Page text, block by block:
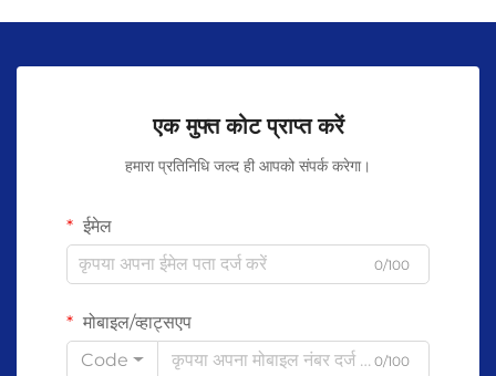
एक मुफ्त कोट प्राप्त करें
हमारा प्रतिनिधि जल्द ही आपको संपर्क करेगा।
ईमेल
0/100
मोबाइल/व्हाट्सएप
Code
0/100